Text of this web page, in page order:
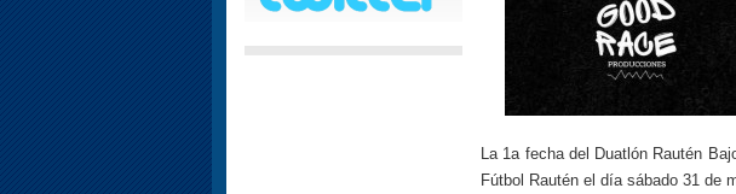
La 1a fecha del Duatlón Rautén
Fútbol Rautén el día sábado 31 de